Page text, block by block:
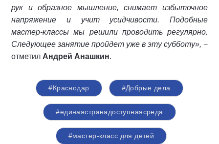
рук и образное мышление, снимает избыточное
напряжение и учит усидчивости. Подобные
мастер-классы мы решили проводить регулярно.
Следующее занятие пройдет уже в эту субботу», −
отметил Андрей Анашкин.
#Краснодар #Добрые дела
#единаястранадоступнаясреда
#мастер-класс для детей